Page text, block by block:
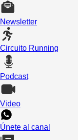
Newsletter
Circuito Running
Podcast
Video
Únete al canal